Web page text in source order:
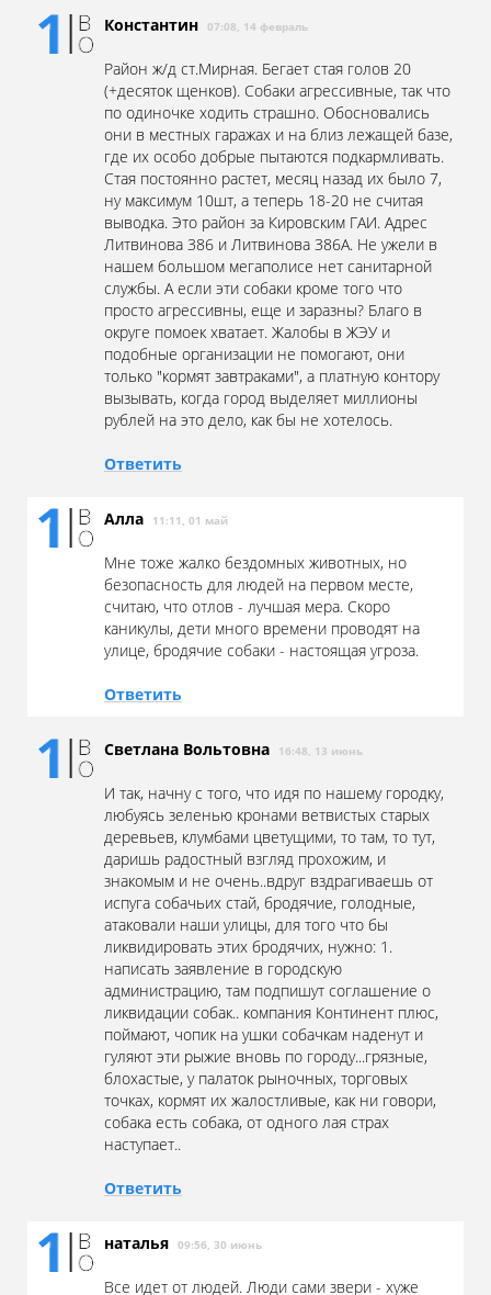
Константин 07:08, 14 февраль
Район ж/д ст.Мирная. Бегает стая голов 20
(+десяток щенков). Собаки агрессивные, так что
по одиночке ходить страшно. Обосновались
они в местных гаражах и на близ лежащей базе,
где их особо добрые пытаются подкармливать.
Стая постоянно растет, месяц назад их было 7,
ну максимум 10шт, а теперь 18-20 не считая
выводка. Это район за Кировским ГАИ. Адрес
Литвинова 386 и Литвинова 386А. Не ужели в
нашем большом мегаполисе нет санитарной
службы. А если эти собаки кроме того что
просто агрессивны, еще и заразны? Благо в
округе помоек хватает. Жалобы в ЖЭУ и
подобные организации не помогают, они
только "кормят завтраками", а платную контору
вызывать, когда город выделяет миллионы
рублей на это дело, как бы не хотелось.
Ответить
Алла 11:11, 01 май
Мне тоже жалко бездомных животных, но
безопасность для людей на первом месте,
считаю, что отлов - лучшая мера. Скоро
каникулы, дети много времени проводят на
улице, бродячие собаки - настоящая угроза.
Ответить
Светлана Вольтовна 16:48, 13 июнь
И так, начну с того, что идя по нашему городку,
любуясь зеленью кронами ветвистых старых
деревьев, клумбами цветущими, то там, то тут,
даришь радостный взгляд прохожим, и
знакомым и не очень..вдруг вздрагиваешь от
испуга собачьих стай, бродячие, голодные,
атаковали наши улицы, для того что бы
ликвидировать этих бродячих, нужно: 1.
написать заявление в городскую
администрацию, там подпишут соглашение о
ликвидации собак.. компания Континент плюс,
поймают, чопик на ушки собачкам наденут и
гуляют эти рыжие вновь по городу...грязные,
блохастые, у палаток рыночных, торговых
точках, кормят их жалостливые, как ни говори,
собака есть собака, от одного лая страх
наступает..
Ответить
наталья 09:56, 30 июнь
Все идет от людей. Люди сами звери - хуже